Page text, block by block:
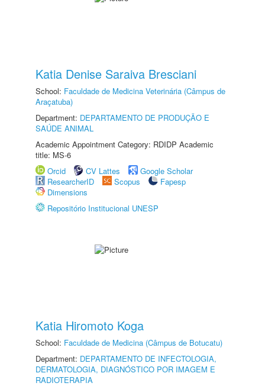
Katia Denise Saraiva Bresciani
School: Faculdade de Medicina Veterinária (Câmpus de
Araçatuba)
Department: DEPARTAMENTO DE PRODUÇÃO E
SAÚDE ANIMAL
Academic Appointment Category: RDIDP Academic
title: MS-6
Orcid
CV Lattes
Google Scholar
ResearcherID
Scopus
Fapesp
Dimensions
Repositório Institucional UNESP
Katia Hiromoto Koga
School: Faculdade de Medicina (Câmpus de Botucatu)
Department: DEPARTAMENTO DE INFECTOLOGIA,
DERMATOLOGIA, DIAGNÓSTICO POR IMAGEM E
RADIOTERAPIA